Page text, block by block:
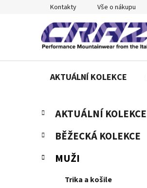
Kontakty Vše o nákupu
AKTUÁLNÍ KOLEKCE
P
s
r
Přeskočit
kategorie
K
a
t
e
o
AKTUÁLNÍ KOLEKCE
BĚŽECKÁ KOLEKCE
MUŽI
Trika a košile